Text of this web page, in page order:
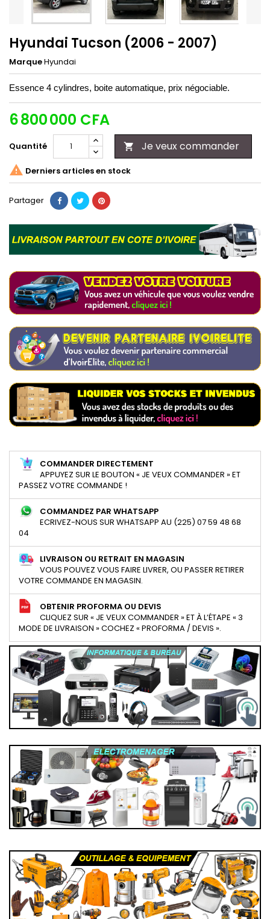
Hyundai Tucson (2006 - 2007)
MarqueHyundai
Essence 4 cylindres, boite automatique, prix négociable.
6 800 000 CFA
Quantité  Je veux commander
 Derniers articles en stock
Partager
COMMANDER DIRECTEMENT
APPUYEZ SUR LE BOUTON « JE VEUX COMMANDER » ET
PASSEZ VOTRE COMMANDE !
COMMANDEZ PAR WHATSAPP
ECRIVEZ-NOUS SUR WHATSAPP AU (225) 07 59 48 68
04
LIVRAISON OU RETRAIT EN MAGASIN
VOUS POUVEZ VOUS FAIRE LIVRER, OU PASSER RETIRER
VOTRE COMMANDE EN MAGASIN.
OBTENIR PROFORMA OU DEVIS
CLIQUEZ SUR « JE VEUX COMMANDER » ET À L’ÉTAPE « 3
MODE DE LIVRAISON » COCHEZ « PROFORMA / DEVIS ».